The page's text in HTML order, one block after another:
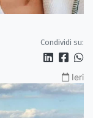
Condividi su:
Ieri